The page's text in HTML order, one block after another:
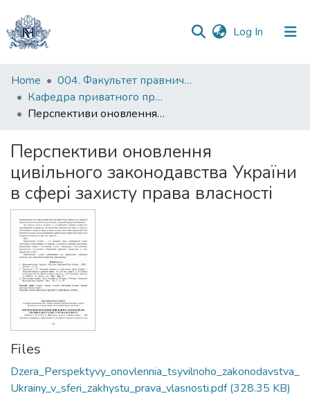
Log In (current)
Communities
&
Collections
Statistics
Home
004. Факультет правничих наук
Кафедра приватного права
Перспективи оновлення цивільного законодавства України в сфері захисту права власності
Перспективи оновлення
цивільного законодавства України
в сфері захисту права власності
Files
Dzera_Perspektyvy_onovlennia_tsyvilnoho_zakonodavstva_
Ukrainy_v_sferi_zakhystu_prava_vlasnosti.pdf(328.35 KB)